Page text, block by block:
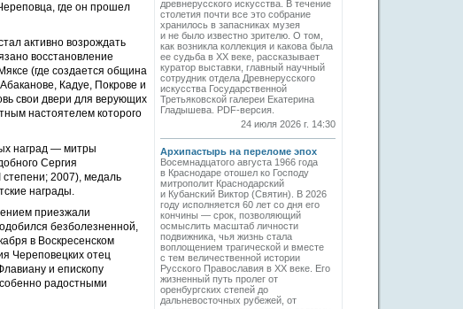
где он прошел
активно возрождать
восстановление
(где создается община
Кадуе, Покрове и
свои двери для верующих
настоятелем которого
наград — митры
Сергия
степени; 2007), медаль
награды.
приезжали
безболезненной,
в Воскресенском
Череповецких отец
и епископу
радостными
древнерусского искусства. В течение
столетия почти все это собрание
хранилось в запасниках музея
и не было известно зрителю. О том,
как возникла коллекция и какова была
ее судьба в ХХ веке, рассказывает
куратор выставки, главный научный
сотрудник отдела Древнерусского
искусства Государственной
Третьяковской галереи Екатерина
Гладышева. PDF-версия.
24 июля 2026 г. 14:30
Архипастырь на переломе эпох
Восемнадцатого августа 1966 года
в Краснодаре отошел ко Господу
митрополит Краснодарский
и Кубанский Виктор (Святин). В 2026
году исполняется 60 лет со дня его
кончины — срок, позволяющий
осмыслить масштаб личности
подвижника, чья жизнь стала
воплощением трагической и вместе
с тем величественной истории
Русского Православия в XX веке. Его
жизненный путь пролег от
оренбургских степей до
дальневосточных рубежей, от